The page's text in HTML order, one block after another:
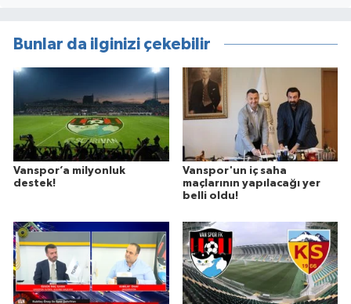
Bunlar da ilginizi çekebilir
Vanspor’a milyonluk
destek!
Vanspor'un iç saha
maçlarının yapılacağı yer
belli oldu!